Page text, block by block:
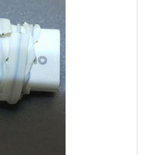
哉、今石進、丸山浩、
たかひろ
郎